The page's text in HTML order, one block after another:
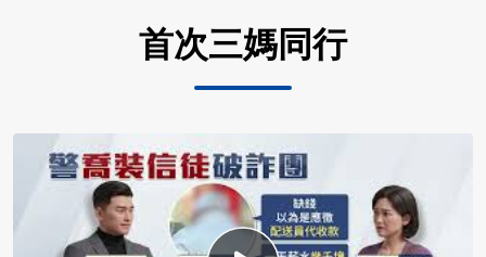
首次三媽同行